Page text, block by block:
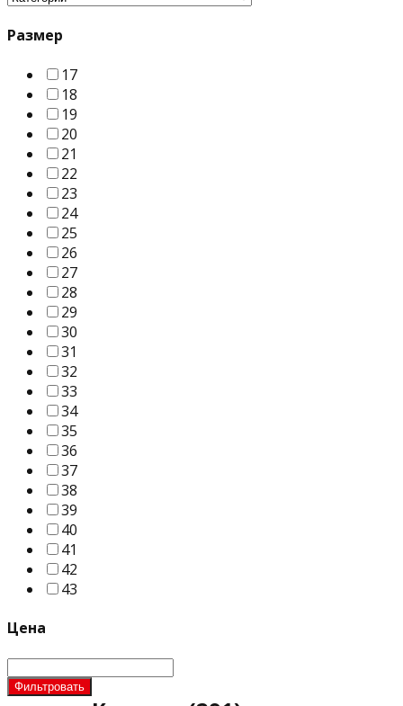
Размер
17
18
19
20
21
22
23
24
25
26
27
28
29
30
31
32
33
34
35
36
37
38
39
40
41
42
43
Цена
Фильтровать